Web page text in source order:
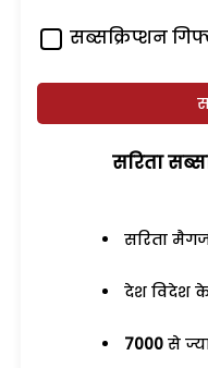
सब्सक्रिप्शन
सरिता
सरिता
देश विदेश
7000 से